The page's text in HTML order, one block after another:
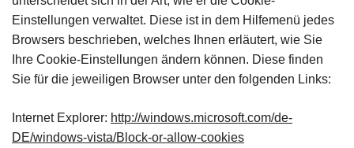
Einstellungen verwaltet. Diese ist in dem Hilfemenü jedes
Browsers beschrieben, welches Ihnen erläutert, wie Sie
Ihre Cookie-Einstellungen ändern können. Diese finden
Sie für die jeweiligen Browser unter den folgenden Links:
Internet Explorer: http://windows.microsoft.com/de-
DE/windows-vista/Block-or-allow-cookies